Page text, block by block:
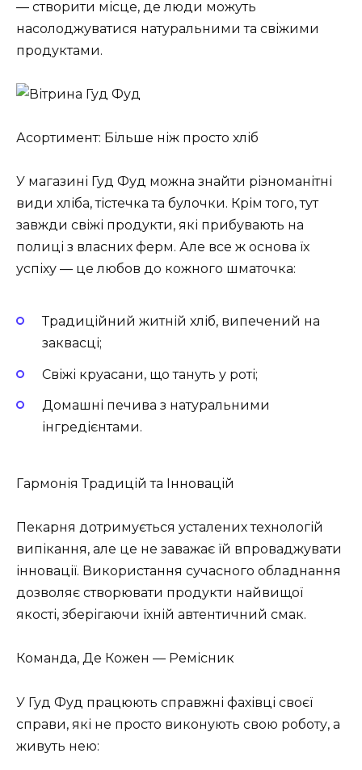
— створити місце, де люди можуть
насолоджуватися натуральними та свіжими
продуктами.
Асортимент: Більше ніж просто хліб
У магазині Гуд Фуд можна знайти різноманітні
види хліба, тістечка та булочки. Крім того, тут
завжди свіжі продукти, які прибувають на
полиці з власних ферм. Але все ж основа їх
успіху — це любов до кожного шматочка:
Традиційний житній хліб, випечений на
заквасці;
Свіжі круасани, що тануть у роті;
Домашні печива з натуральними
інгредієнтами.
Гармонія Традицій та Інновацій
Пекарня дотримується усталених технологій
випікання, але це не заважає їй впроваджувати
інновації. Використання сучасного обладнання
дозволяє створювати продукти найвищої
якості, зберігаючи їхній автентичний смак.
Команда, Де Кожен — Ремісник
У Гуд Фуд працюють справжні фахівці своєї
справи, які не просто виконують свою роботу, а
живуть нею: